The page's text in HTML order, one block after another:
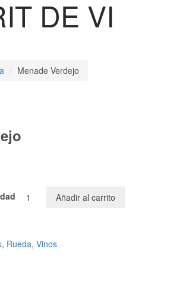
DE VI
Menade Verdejo
Añadir al carrito
, Rueda, Vinos